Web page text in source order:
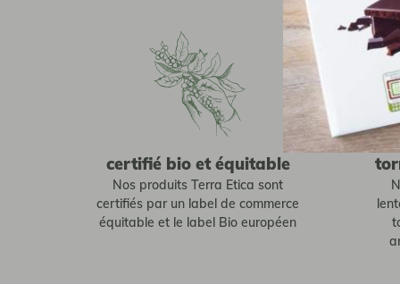
certifié bio et équitable
Nos produits Terra Etica sont
certifiés par un label de commerce
équitable et le label Bio européen